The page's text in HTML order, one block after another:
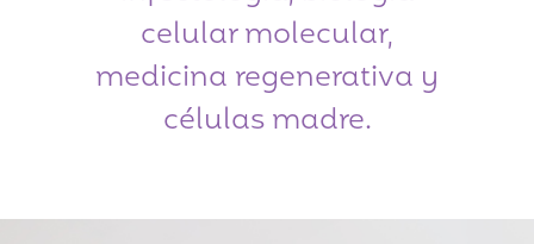
celular molecular,
medicina regenerativa y
células madre.